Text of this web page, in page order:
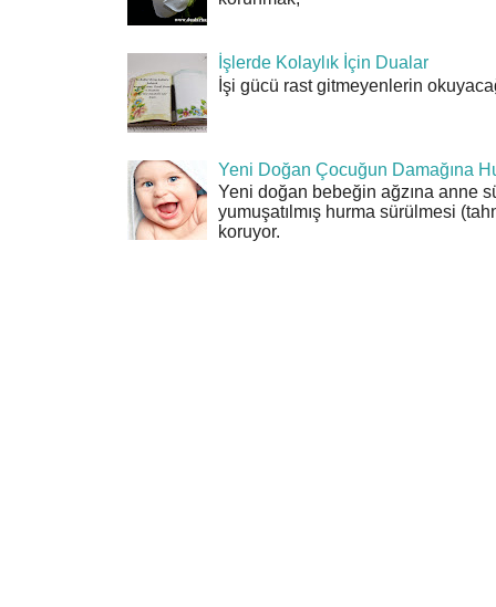
İşlerde Kolaylık İçin Dualar
İşi gücü rast gitmeyenlerin
Yeni Doğan Çocuğun Damağına
Yeni doğan bebeğin ağzına anne
yumuşatılmış hurma sürülmesi
koruyor.